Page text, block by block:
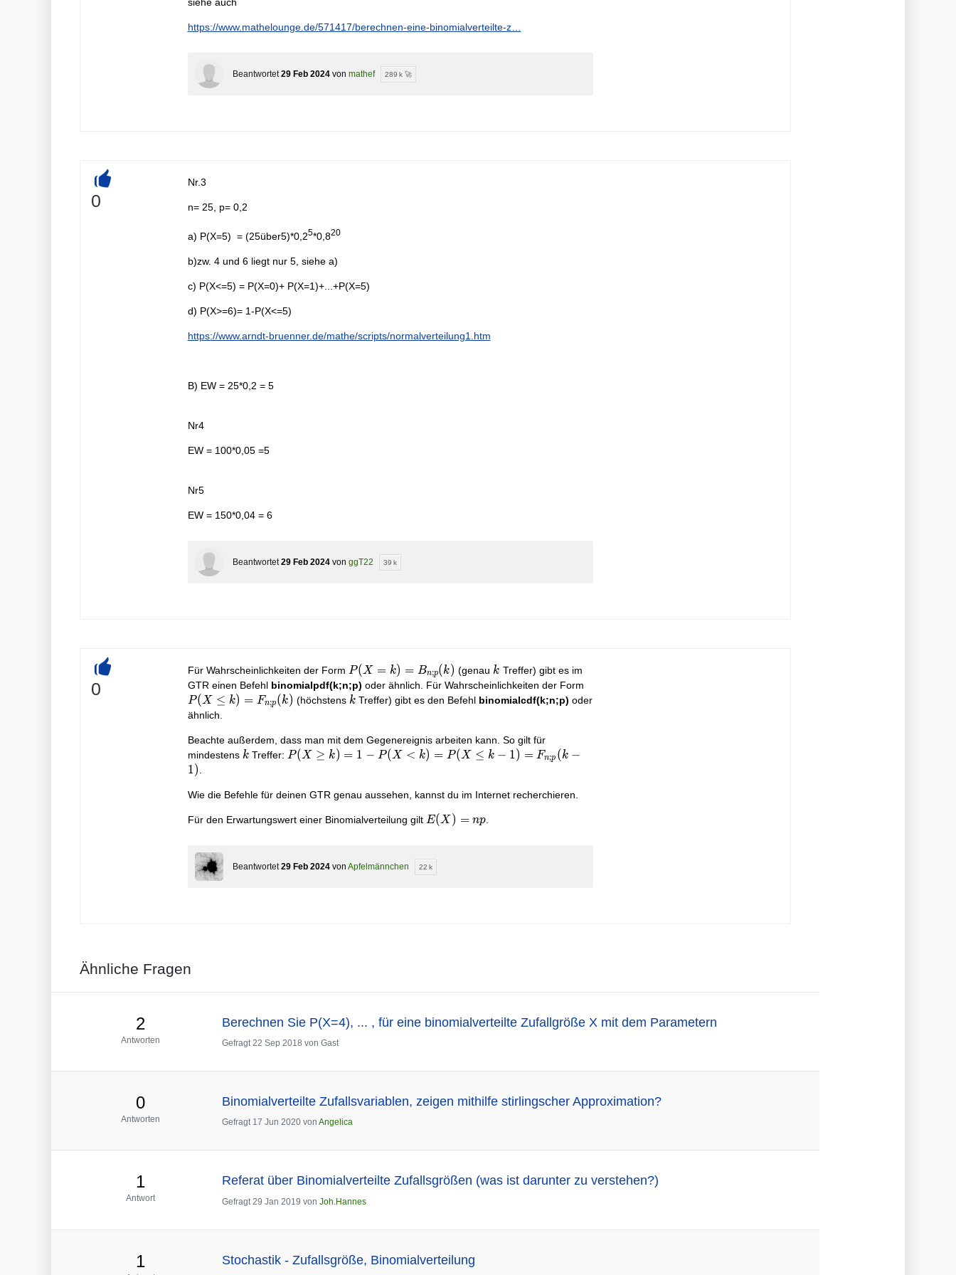
0,0945 =0,136 =
13,6
https://www.mathelounge.de/571417/berechnen-eine-binomialverteilte-z…
Beantwortet 29 Feb 2024 von mathef 289 k 🚀
+
0
Nr.3
n= 25, p= 0,2
a) P(X=5) = (25über5)*0,25*0,820
b)zw. 4 und 6 liegt nur 5, siehe a)
c) P(X<=5) = P(X=0)+ P(X=1)+...+P(X=5)
d) P(X>=6)= 1-P(X<=5)
https://www.arndt-bruenner.de/mathe/scripts/normalverteilung1.htm
B) EW = 25*0,2 = 5
Nr4
EW = 100*0,05 =5
Nr5
EW = 150*0,04 = 6
Beantwortet 29 Feb 2024 von ggT22 39 k
+
0
Für Wahrscheinlichkeiten der Form P(X=k)
=B_{n;p}
(k)
P(X = k) = Bn;p(k) (genau k
k Treffer) gibt es im
GTR einen Befehl binomialpdf(k;n;p) oder ähnlich. Für Wahrscheinlichkeiten der Form
k)
P(X ≤ k) = Fn;p(k) (höchstens k
k Treffer) gibt es den Befehl binomialcdf(k;n;p) oder
ähnlich.
Beachte außerdem, dass man mit dem Gegenereignis arbeiten kann. So gilt für
mindestens k
k Treffer: P(X \geq
=P(X
=F_{n;p}
P(X ≥ k) = 1 − P (X < k) = P (X ≤ k − 1) = Fn;p (k −
1)
Wie die Befehle für deinen GTR genau aussehen, kannst du im Internet recherchieren.
Für den Erwartungswert einer Binomialverteilung gilt E(X)
E(X ) = np
Beantwortet 29 Feb 2024 von Apfelmännchen 22 k
Ähnliche Fragen
2
Antworten
Berechnen Sie P(X=4), ... , für eine binomialverteilte Zufallgröße X mit dem Parametern
Gefragt 22 Sep 2018 von Gast
0
Antworten
Binomialverteilte Zufallsvariablen, zeigen mithilfe stirlingscher Approximation?
Gefragt 17 Jun 2020 von Angelica
1
Antwort
Referat über Binomialverteilte Zufallsgrößen (was ist darunter zu verstehen?)
Gefragt 29 Jan 2019 von Joh.Hannes
1 Stochastik - Zufallsgröße, Binomialverteilung